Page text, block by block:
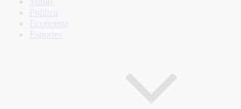
Política
Economia
Esportes